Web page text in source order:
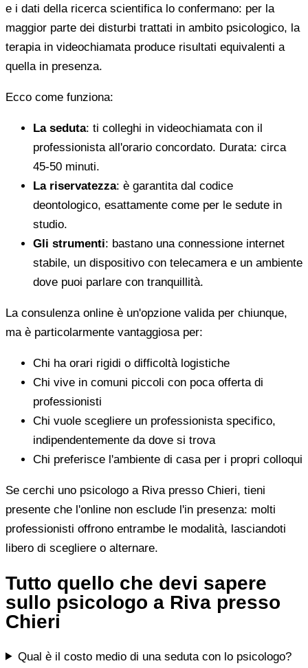
e i dati della ricerca scientifica lo confermano: per la
maggior parte dei disturbi trattati in ambito psicologico, la
terapia in videochiamata produce risultati equivalenti a
quella in presenza.
Ecco come funziona:
La seduta: ti colleghi in videochiamata con il
professionista all'orario concordato. Durata: circa
45-50 minuti.
La riservatezza: è garantita dal codice
deontologico, esattamente come per le sedute in
studio.
Gli strumenti: bastano una connessione internet
stabile, un dispositivo con telecamera e un ambiente
dove puoi parlare con tranquillità.
La consulenza online è un'opzione valida per chiunque,
ma è particolarmente vantaggiosa per:
Chi ha orari rigidi o difficoltà logistiche
Chi vive in comuni piccoli con poca offerta di
professionisti
Chi vuole scegliere un professionista specifico,
indipendentemente da dove si trova
Chi preferisce l'ambiente di casa per i propri colloqui
Se cerchi uno psicologo a Riva presso Chieri, tieni
presente che l'online non esclude l'in presenza: molti
professionisti offrono entrambe le modalità, lasciandoti
libero di scegliere o alternare.
Tutto quello che devi sapere
sullo psicologo a Riva presso
Chieri
Qual è il costo medio di una seduta con lo psicologo?